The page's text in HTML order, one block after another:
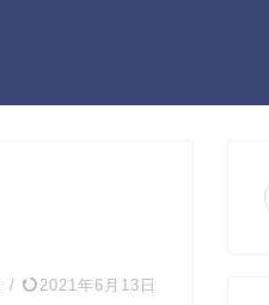
/ 2021年6月13日